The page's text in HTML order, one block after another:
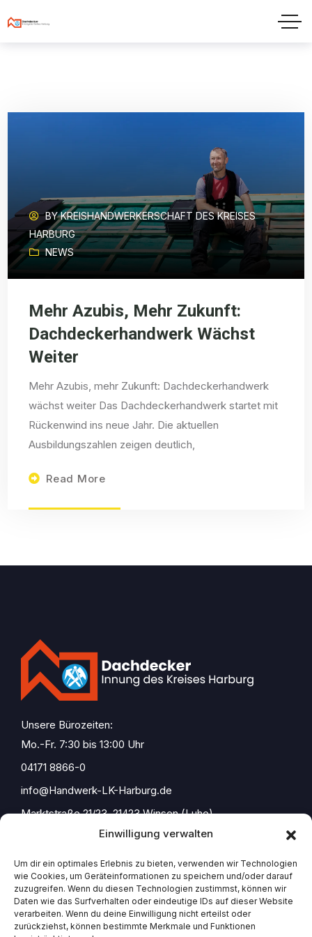
Einwilligung verwalten
Um dir ein optimales Erlebnis zu bieten, verwenden wir Technologien
wie Cookies, um Geräteinformationen zu speichern und/oder darauf
zuzugreifen. Wenn du diesen Technologien zustimmst, können wir
Daten wie das Surfverhalten oder eindeutige IDs auf dieser Website
verarbeiten. Wenn du deine Einwilligung nicht erteilst oder
zurückziehst, können bestimmte Merkmale und Funktionen
BYKREISHANDWERKERSCHAFT DES KREISES
HARBURG
NEWS
Mehr Azubis, Mehr Zukunft:
Dachdeckerhandwerk Wächst
Weiter
Mehr Azubis, mehr Zukunft: Dachdeckerhandwerk
wächst weiter Das Dachdeckerhandwerk startet mit
Rückenwind ins neue Jahr. Die aktuellen
Ausbildungszahlen zeigen deutlich,
Read More
Unsere Bürozeiten:
Mo.-Fr. 7:30 bis 13:00 Uhr
04171 8866-0
info@Handwerk-LK-Harburg.de
Marktstraße 21/23, 21423 Winsen (Luhe)
Start
Impressum